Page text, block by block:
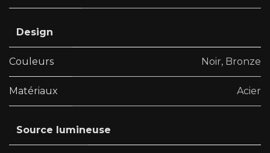
Design
Couleurs Noir, Bronze
Matériaux Acier
Source lumineuse